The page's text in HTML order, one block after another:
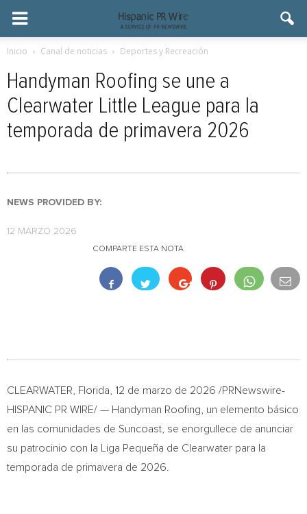
Inicio Canal de noticias Deportes y Recreación
Handyman Roofing se une a
Clearwater Little League para la
temporada de primavera 2026
NEWS PROVIDED BY:
12 MARZO 2026
COMPARTE ESTA NOTA
CLEARWATER, Florida 12 de marzo de 2026 /PRNewswire-
HISPANIC PR WIRE/ — Handyman Roofing, un elemento básico
en las comunidades de Suncoast, se enorgullece de anunciar
su patrocinio con la Liga Pequeña de Clearwater para la
temporada de primavera de 2026.